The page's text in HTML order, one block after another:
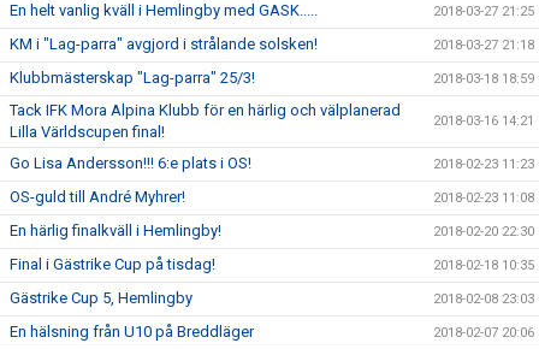
En helt vanlig kväll i Hemlingby med GASK..... 2018-03-27 21:25
KM i "Lag-parra" avgjord i strålande solsken! 2018-03-27 21:18
Klubbmästerskap "Lag-parra" 25/3! 2018-03-18 18:59
Tack IFK Mora Alpina Klubb för en härlig och välplanerad
Lilla Världscupen final!
2018-03-16 14:21
Go Lisa Andersson!!! 6:e plats i OS! 2018-02-23 11:23
OS-guld till André Myhrer! 2018-02-23 11:08
En härlig finalkväll i Hemlingby! 2018-02-20 22:30
Final i Gästrike Cup på tisdag! 2018-02-18 10:35
Gästrike Cup 5, Hemlingby 2018-02-08 23:03
En hälsning från U10 på Breddläger 2018-02-07 20:06